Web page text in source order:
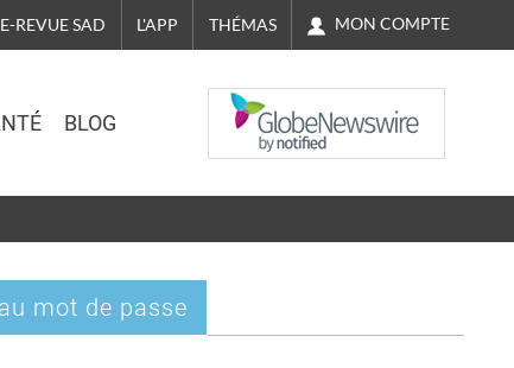
E-REVUE SAD L'APP THÉMAS MON COMPTE
BLOG
NASDAQ
mot de passe